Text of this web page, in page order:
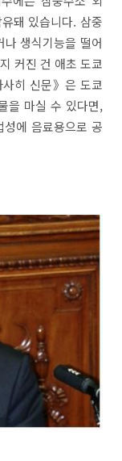
돼 있습니다. 삼중
생식기능을 떨어
커진 건 애초 도쿄
히 신문》은 도쿄
을 마실 수 있다면,
에 음료용으로 공